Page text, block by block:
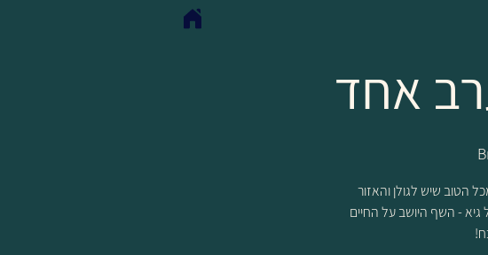
אחד
מלפחות 10 מנות מיוחדות מכל הטוב שיש לגולן והאזור
גיא - השף היושב על החיים